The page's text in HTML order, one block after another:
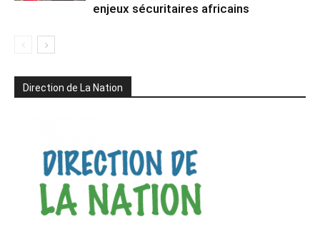
enjeux sécuritaires africains
Direction de La Nation